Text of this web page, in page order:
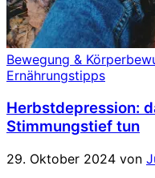
Bewegung &
Ernährungstipps
Herbstdepression:
Stimmungstief tun
29. Oktober 2024 von